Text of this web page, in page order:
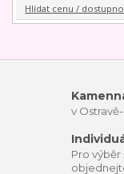
Hlídat cenu /
v
Pro